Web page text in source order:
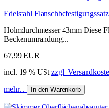
Edelstahl
Holmdurchmesser 43mm Diese
Beckenumrandung...
67,99 EUR
incl. 19 % USt zzgl.
mehr... In den Warenkorb